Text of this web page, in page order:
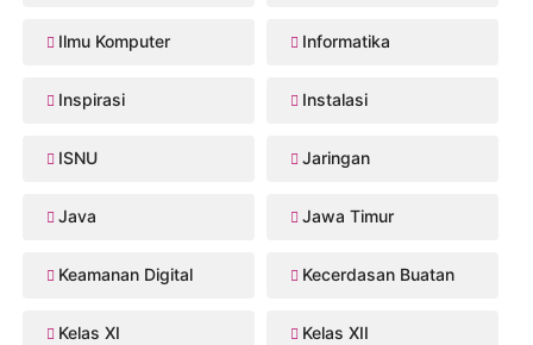
Ilmu Komputer Informatika
Inspirasi Instalasi
ISNU Jaringan
Java Jawa Timur
Keamanan Digital Kecerdasan Buatan
Kelas XI Kelas XII